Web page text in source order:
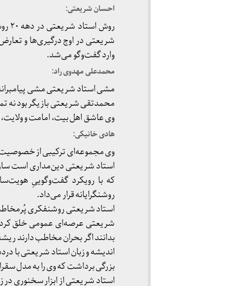
احسان شریعتی:
شریعتی در اوج درگیری‌ها و
وارد گفت‌وگو می‌شد.
محمدعلی مهدوی راد:
مشی استاد شریعتی مشی
محمدتقی شریعتی بازیگر بود
وی عاشق اهل بیت، امامت و ولایت،
هادی خانیکی:
وی مجموعه‌ای ترکیبی از
استاد شریعتی دین‌مداری است
که با رویکرد گفت‌وگوییِ
روشنگرایانه قرار می‌داد.
استاد شریعتی روشنفکری
شریعتی عرصه‌ای عمومی خلق کرد
بدانند اگر بحران مخاطب دارند
اندیشه و زبان استاد شریعتی با
بزرگی برداشت که وی را به مدل
استاد شریعتی از ابزار سخنوری